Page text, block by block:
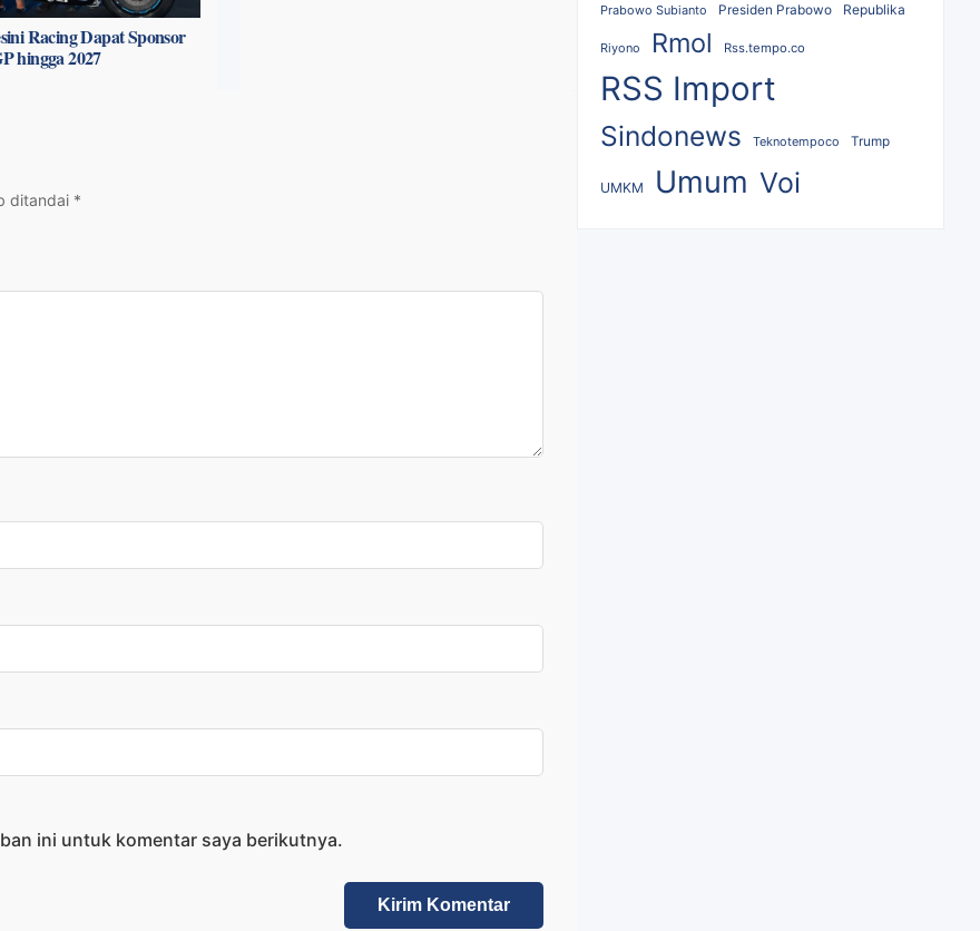
Racing Dapat Sponsor
hingga 2027
ditandai *
ini untuk komentar saya berikutnya.
Prabowo Subianto Presiden Prabowo Republika
Riyono Rmol Rss.tempo.co
RSS Import
Sindonews Teknotempoco Trump
UMKM Umum Voi